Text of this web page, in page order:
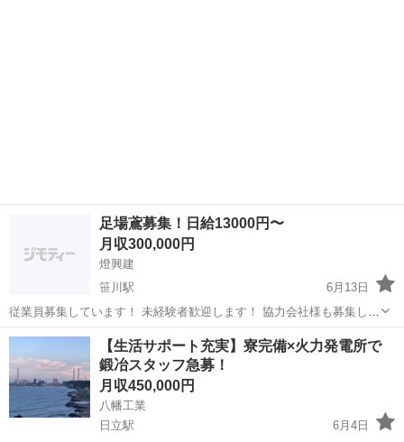
足場鳶募集！日給13000円〜
月収300,000円
燈興建
笹川駅
6月13日
従業員募集しています！ 未経験者歓迎します！ 協力会社様も募集して
います🙇 スポットでも可能ですので、お問合せください！ ■ 作業内
...
茨城 神栖市 笹川駅 鳶職 未経験
【生活サポート充実】寮完備×火力発電所で
鍛冶スタッフ急募！
月収450,000円
八幡工業
日立駅
6月4日